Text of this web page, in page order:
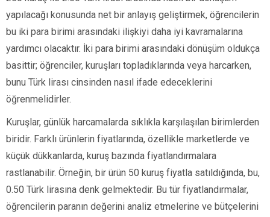
yapılacağı konusunda net bir anlayış geliştirmek, öğrencilerin
bu iki para birimi arasındaki ilişkiyi daha iyi kavramalarına
yardımcı olacaktır. İki para birimi arasındaki dönüşüm oldukça
basittir; öğrenciler, kuruşları topladıklarında veya harcarken,
bunu Türk lirası cinsinden nasıl ifade edeceklerini
öğrenmelidirler.
Kuruşlar, günlük harcamalarda sıklıkla karşılaşılan birimlerden
biridir. Farklı ürünlerin fiyatlarında, özellikle marketlerde ve
küçük dükkanlarda, kuruş bazında fiyatlandırmalara
rastlanabilir. Örneğin, bir ürün 50 kuruş fiyatla satıldığında, bu,
0.50 Türk lirasına denk gelmektedir. Bu tür fiyatlandırmalar,
öğrencilerin paranın değerini analiz etmelerine ve bütçelerini